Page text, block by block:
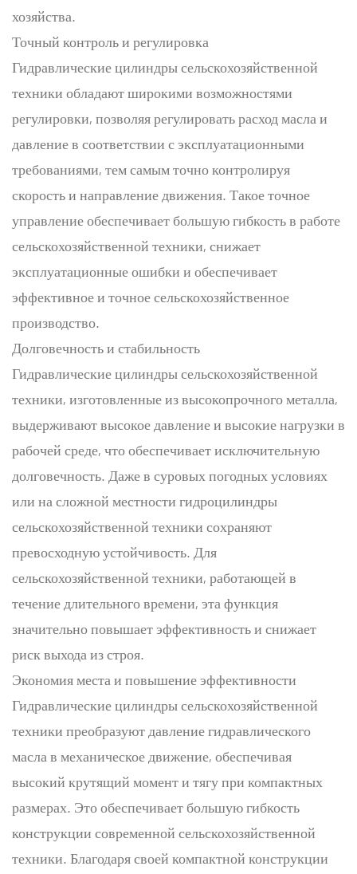
хозяйства.
Точный контроль и регулировка
Гидравлические цилиндры сельскохозяйственной
техники обладают широкими возможностями
регулировки, позволяя регулировать расход масла и
давление в соответствии с эксплуатационными
требованиями, тем самым точно контролируя
скорость и направление движения. Такое точное
управление обеспечивает большую гибкость в работе
сельскохозяйственной техники, снижает
эксплуатационные ошибки и обеспечивает
эффективное и точное сельскохозяйственное
производство.
Долговечность и стабильность
Гидравлические цилиндры сельскохозяйственной
техники, изготовленные из высокопрочного металла,
выдерживают высокое давление и высокие нагрузки в
рабочей среде, что обеспечивает исключительную
долговечность. Даже в суровых погодных условиях
или на сложной местности гидроцилиндры
сельскохозяйственной техники сохраняют
превосходную устойчивость. Для
сельскохозяйственной техники, работающей в
течение длительного времени, эта функция
значительно повышает эффективность и снижает
риск выхода из строя.
Экономия места и повышение эффективности
Гидравлические цилиндры сельскохозяйственной
техники преобразуют давление гидравлического
масла в механическое движение, обеспечивая
высокий крутящий момент и тягу при компактных
размерах. Это обеспечивает большую гибкость
конструкции современной сельскохозяйственной
техники. Благодаря своей компактной конструкции